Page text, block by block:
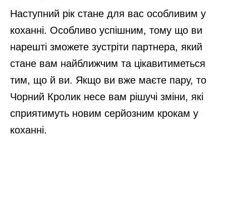
Наступний рік стане для вас особливим у
коханні. Особливо успішним, тому що ви
нарешті зможете зустріти партнера, який
стане вам найближчим та цікавитиметься
тим, що й ви. Якщо ви вже маєте пару, то
Чорний Кролик несе вам рішучі зміни, які
сприятимуть новим серйозним крокам у
коханні.